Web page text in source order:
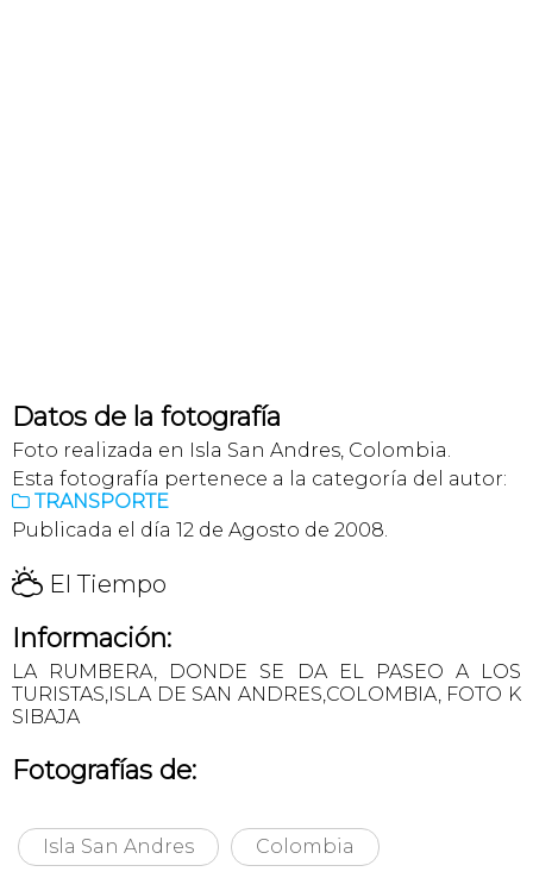
Datos de la fotografía
Foto realizada en Isla San Andres, Colombia.
Esta fotografía pertenece a la categoría del autor:
 TRANSPORTE
Publicada el día 12 de Agosto de 2008.
H El Tiempo
Información:
LA RUMBERA, DONDE SE DA EL PASEO A LOS
TURISTAS,ISLA DE SAN ANDRES,COLOMBIA, FOTO K
SIBAJA
Fotografías de:
Isla San Andres Colombia